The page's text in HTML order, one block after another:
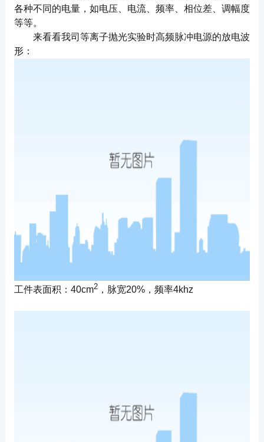
各种不同的电量，如电压 电流、 频率、 相位差、 调幅度
等等。
来看看我司等离子抛光实验时高频脉冲电源的放电波
形：
工件表面积：40cm2，脉宽20%，频率4khz